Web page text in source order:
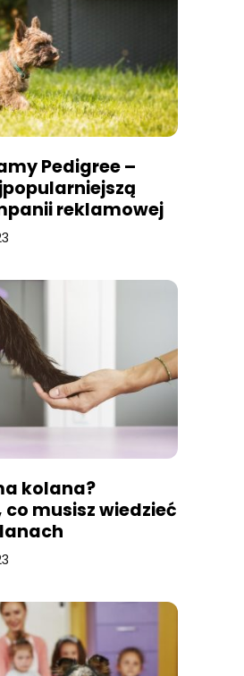
Pedigree –
reklamowej
kolana?
musisz wiedzieć